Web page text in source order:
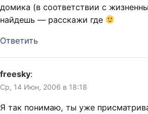
домика (в соответствии с
найдешь — расскажи где
Ответить
freesky:
Ср, 14 Июн, 2006 в 18:18
Я так понимаю, ты уже